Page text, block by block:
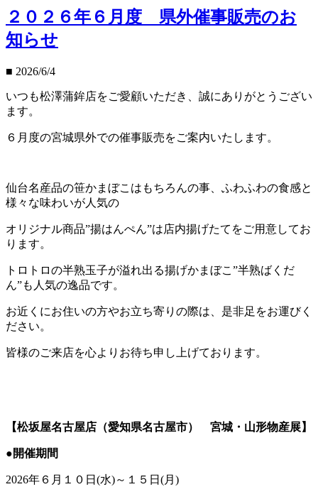
２０２６年６月度 県外催事販売のお
知らせ
■ 2026/6/4
いつも松澤蒲鉾店をご愛顧いただき、誠にありがとうござい
ます。
６月度の宮城県外での催事販売をご案内いたします。
仙台名産品の笹かまぼこはもちろんの事、ふわふわの食感と
様々な味わいが人気の
オリジナル商品”揚はんぺん”は店内揚げたてをご用意してお
ります。
トロトロの半熟玉子が溢れ出る揚げかまぼこ”半熟ばくだ
ん”も人気の逸品です。
お近くにお住いの方やお立ち寄りの際は、是非足をお運びく
ださい。
皆様のご来店を心よりお待ち申し上げております。
【松坂屋名古屋店（愛知県名古屋市） 宮城・山形物産展】
●開催期間
2026年６月１０日(水)～１５日(月)